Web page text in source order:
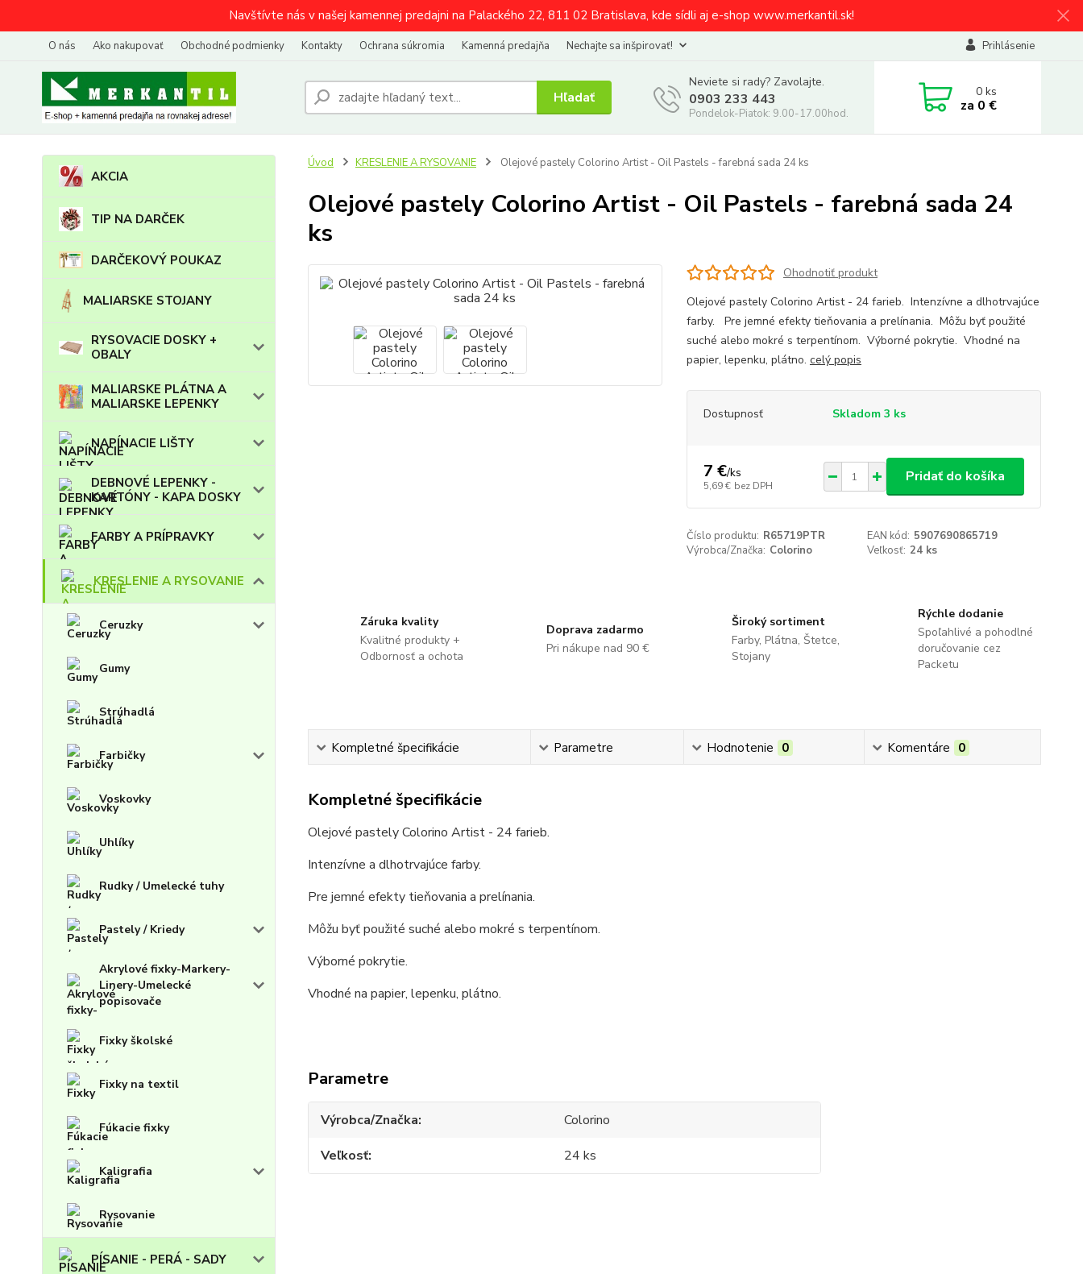
Navštívte nás v našej kamennej predajni na Palackého 22, 811 02 Bratislava, kde sídli aj e-shop www.merkantil.sk!
O nás Ako nakupovať Obchodné podmienky Kontakty Ochrana súkromia Kamenná predajňa Nechajte sa inšpirovať! Prihlásenie
Hľadať
Neviete si rady? Zavolajte.
0903 233 443
Pondelok-Piatok: 9.00-17.00hod.
0ks
za 0 €
AKCIA
TIP NA DARČEK
DARČEKOVÝ POUKAZ
MALIARSKE STOJANY
RYSOVACIE DOSKY +
OBALY
MALIARSKE PLÁTNA A
MALIARSKE LEPENKY
NAPÍNACIE LIŠTY
DEBNOVÉ LEPENKY -
KARTÓNY - KAPA DOSKY
FARBY A PRÍPRAVKY
KRESLENIE A RYSOVANIE
Ceruzky
Gumy
Strúhadlá
Farbičky
Voskovky
Uhlíky
Rudky / Umelecké tuhy
Pastely / Kriedy
Akrylové fixky-Markery-
Linery-Umelecké
popisovače
Fixky školské
Fixky na textil
Fúkacie fixky
Kaligrafia
Rysovanie
PÍSANIE - PERÁ - SADY
Úvod KRESLENIE A RYSOVANIE Olejové pastely Colorino Artist - Oil Pastels - farebná sada 24 ks
Olejové pastely Colorino Artist - Oil Pastels - farebná sada 24
ks
Ohodnotiť produkt
Olejové pastely Colorino Artist - 24 farieb. Intenzívne a dlhotrvajúce
farby. Pre jemné efekty tieňovania a prelínania. Môžu byť použité
suché alebo mokré s terpentínom. Výborné pokrytie. Vhodné na
papier, lepenku, plátno. celý popis
Dostupnosť Skladom 3 ks
7 €/ks
5,69 € bez DPH
Pridať do košíka
Číslo produktu: R65719PTR EAN kód: 5907690865719
Výrobca/Značka: Colorino Veľkosť: 24 ks
Záruka kvality
Kvalitné produkty +
Odbornosť a ochota
Doprava zadarmo
Pri nákupe nad 90 €
Široký sortiment
Farby, Plátna, Štetce,
Stojany
Rýchle dodanie
Spoľahlivé a pohodlné
doručovanie cez
Packetu
Kompletné špecifikácie Parametre Hodnotenie 0 Komentáre 0
Kompletné špecifikácie
Olejové pastely Colorino Artist - 24 farieb.
Intenzívne a dlhotrvajúce farby.
Pre jemné efekty tieňovania a prelínania.
Môžu byť použité suché alebo mokré s terpentínom.
Výborné pokrytie.
Vhodné na papier, lepenku, plátno.
Parametre
Výrobca/Značka
Colorino
Veľkosť
24 ks